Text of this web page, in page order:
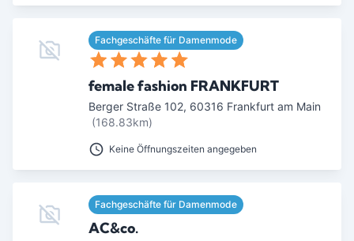
Fachgeschäfte für Damenmode
female fashion FRANKFURT
Berger Straße 102, 60316 Frankfurt am Main
(168.83km)
Keine Öffnungszeiten angegeben
Fachgeschäfte für Damenmode
AC&co.